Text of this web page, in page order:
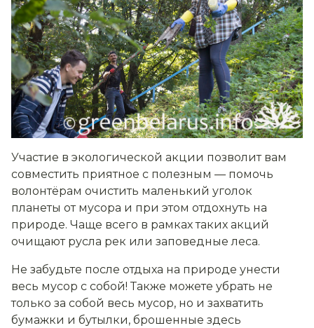
Участие в экологической акции позволит вам
совместить приятное с полезным — помочь
волонтёрам очистить маленький уголок
планеты от мусора и при этом отдохнуть на
природе. Чаще всего в рамках таких акций
очищают русла рек или заповедные леса.
Не забудьте после отдыха на природе унести
весь мусор с собой! Также можете убрать не
только за собой весь мусор, но и захватить
бумажки и бутылки, брошенные здесь